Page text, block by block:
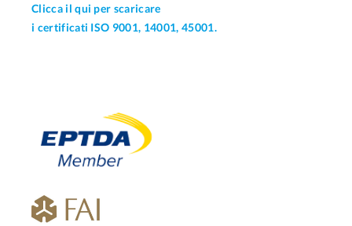
Clicca il qui per scaricare
i certificati ISO 9001, 14001, 45001.